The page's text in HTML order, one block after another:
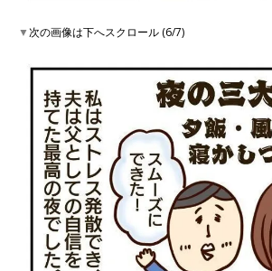
▼次の画像は下へスクロール (6/7)